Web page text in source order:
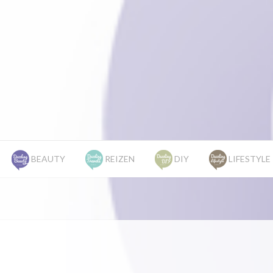
BEAUTY REIZEN DIY LIFESTYLE